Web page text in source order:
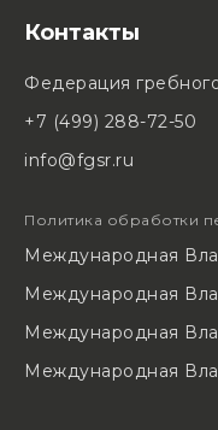
Контакты
Федерация
+7 (499) 288-72-50
info@fgsr.ru
Политика обработки
Международная
Международная
Международная
Международная